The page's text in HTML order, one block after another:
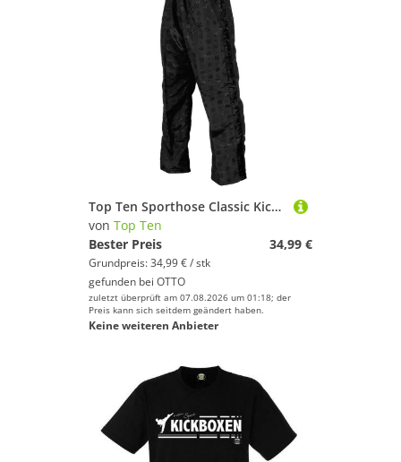
Top Ten Sporthose Classic Kickboxhose lang Hose Pant Kickboxen Kampfsport Budoland (eingewebte Stoffstruktur, 1 Stück) Kampfsporthose Kinder und Erwachsene
von Top Ten
Bester Preis
34,99 €
Grundpreis: 34,99 € / stk
gefunden bei OTTO
zuletzt überprüft am 07.08.2026 um 01:18; der
Preis kann sich seitdem geändert haben.
Keine weiteren Anbieter